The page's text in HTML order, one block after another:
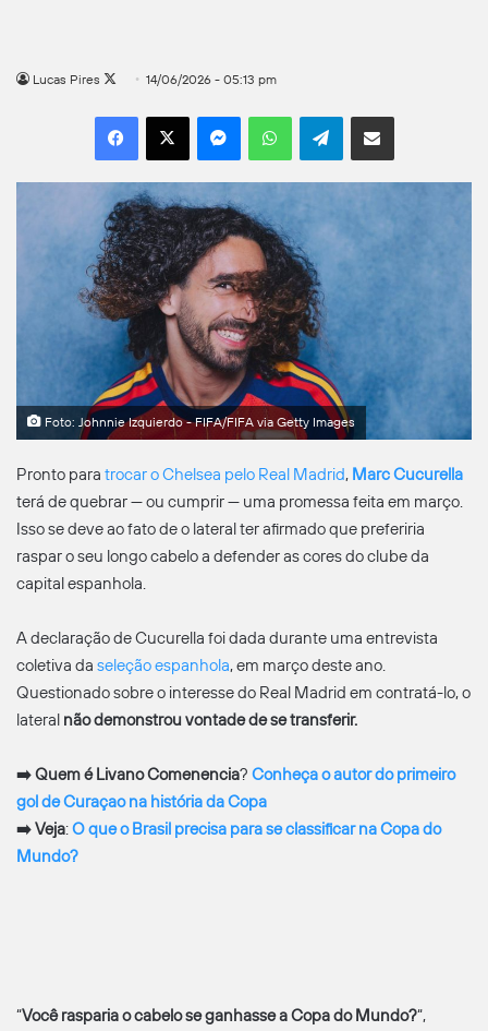
Lucas Pires
Follow
X
14/06/2026 - 05:13 pm
Facebook
X MessengerWhatsAppTelegramCompartilhar por e-mail
Foto: Johnnie Izquierdo - FIFA/FIFA via Getty Images
Pronto para trocar o Chelsea pelo Real Madrid, Marc Cucurella
terá de quebrar — ou cumprir — uma promessa feita em março.
Isso se deve ao fato de o lateral ter afirmado que preferiria
raspar o seu longo cabelo a defender as cores do clube da
capital espanhola.
A declaração de Cucurella foi dada durante uma entrevista
coletiva da seleção espanhola, em março deste ano.
Questionado sobre o interesse do Real Madrid em contratá-lo, o
lateral não demonstrou vontade de se transferir.
➡️Quem é Livano Comenencia? Conheça o autor do primeiro
gol de Curaçao na história da Copa
➡️Veja:O que o Brasil precisa para se classificar na Copa do
Mundo?
“Você rasparia o cabelo se ganhasse a Copa do Mundo?“,